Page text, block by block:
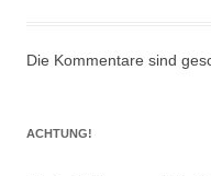
Die Kommentare sind
ACHTUNG!